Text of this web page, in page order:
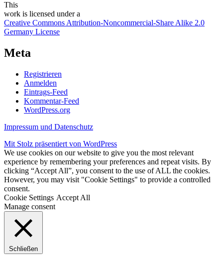
This
work is licensed under a
Creative Commons Attribution-Noncommercial-Share Alike 2.0
Germany License
Meta
Registrieren
Anmelden
Eintrags-Feed
Kommentar-Feed
WordPress.org
Impressum und Datenschutz
Mit Stolz präsentiert von WordPress
We use cookies on our website to give you the most relevant
experience by remembering your preferences and repeat visits. By
clicking “Accept All”, you consent to the use of ALL the cookies.
However, you may visit "Cookie Settings" to provide a controlled
consent.
Cookie Settings Accept All
Manage consent
Schließen